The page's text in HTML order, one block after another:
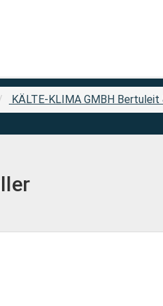
KÄLTE-KLIMA GMBH Bertuleit